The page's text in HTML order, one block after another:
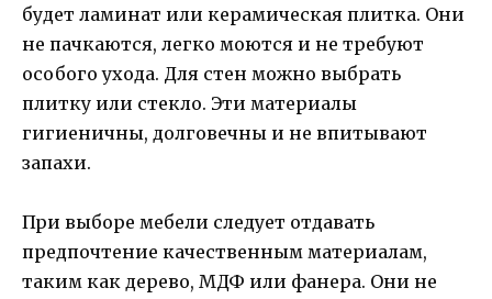
будет ламинат или керамическая плитка. Они
не пачкаются, легко моются и не требуют
особого ухода. Для стен можно выбрать
плитку или стекло. Эти материалы
гигиеничны, долговечны и не впитывают
запахи.
При выборе мебели следует отдавать
предпочтение качественным материалам,
таким как дерево, МДФ или фанера. Они не